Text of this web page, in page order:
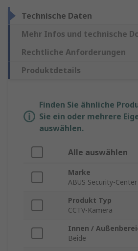
Technische Daten
Mehr Infos und technische
Rechtliche Anforderungen
Produktdetails
Finden Sie ähnliche
Sie ein oder mehrere
auswählen.
Alle auswählen
Marke
ABUS Security-Center
Produkt Typ
CCTV-Kamera
Innen /
Beide